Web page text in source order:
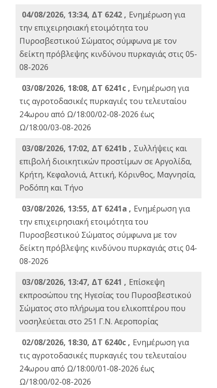
04/08/2026, 13:34, ΔΤ 6242 , Ενημέρωση για
την επιχειρησιακή ετοιμότητα του
Πυροσβεστικού Σώματος σύμφωνα με τον
δείκτη πρόβλεψης κινδύνου πυρκαγιάς στις 05-
08-2026
03/08/2026, 18:08, ΔΤ 6241c , Ενημέρωση για
τις αγροτοδασικές πυρκαγιές του τελευταίου
24ωρου από Ω/18:00/02-08-2026 έως
Ω/18:00/03-08-2026
03/08/2026, 17:02, ΔΤ 6241b , Συλλήψεις και
επιβολή διοικητικών προστίμων σε Αργολίδα,
Κρήτη, Κεφαλονιά, Αττική, Κόρινθος, Μαγνησία,
Ροδόπη και Τήνο
03/08/2026, 13:55, ΔΤ 6241a , Ενημέρωση για
την επιχειρησιακή ετοιμότητα του
Πυροσβεστικού Σώματος σύμφωνα με τον
δείκτη πρόβλεψης κινδύνου πυρκαγιάς στις 04-
08-2026
03/08/2026, 13:47, ΔΤ 6241 , Επίσκεψη
εκπροσώπου της Ηγεσίας του Πυροσβεστικού
Σώματος στο πλήρωμα του ελικοπτέρου που
νοσηλεύεται στο 251 Γ.Ν. Αεροπορίας
02/08/2026, 18:30, ΔΤ 6240c , Ενημέρωση για
τις αγροτοδασικές πυρκαγιές του τελευταίου
24ωρου από Ω/18:00/01-08-2026 έως
Ω/18:00/02-08-2026